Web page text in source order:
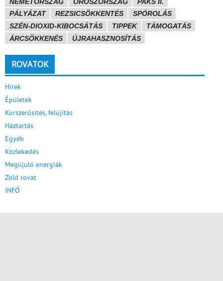
PÁLYÁZAT
REZSICSÖKKENTÉS
SPÓROLÁS
SZÉN-DIOXID-KIBOCSÁTÁS
TIPPEK
TÁMOGATÁS
ÁRCSÖKKENÉS
ÚJRAHASZNOSÍTÁS
ROVATOK
Hírek
Épületek
Korszerűsítés, felújítás
Háztartás
Egyéb
Közlekedés
Megújuló energiák
Zöld rovat
INFÓ